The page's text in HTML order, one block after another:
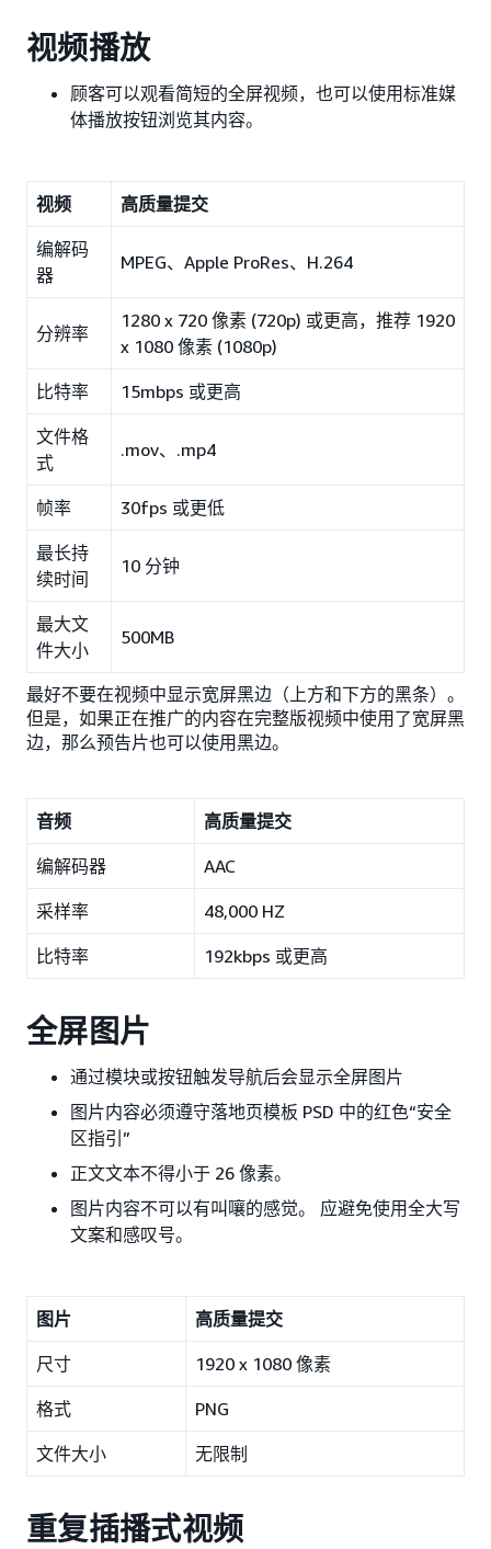
视频播放
顾客可以观看简短的全屏视频，也可以使用标准媒
体播放按钮浏览其内容。
视频 高质量提交
编解码
器
MPEG、Apple ProRes、H.264
分辨率
1280 x 720 像素 (720p) 或更高，推荐 1920
x 1080 像素 (1080p)
比特率 15mbps 或更高
文件格
式
.mov、.mp4
帧率 30fps 或更低
最长持
续时间
10 分钟
最大文
件大小
500MB
最好不要在视频中显示宽屏黑边（上方和下方的黑条）。
但是，如果正在推广的内容在完整版视频中使用了宽屏黑
边，那么预告片也可以使用黑边。
音频 高质量提交
编解码器 AAC
采样率 48,000 HZ
比特率 192kbps 或更高
全屏图片
通过模块或按钮触发导航后会显示全屏图片
图片内容必须遵守落地页模板 PSD 中的红色“安全
区指引”
正文文本不得小于 26 像素。
图片内容不可以有叫嚷的感觉。 应避免使用全大写
文案和感叹号。
图片 高质量提交
尺寸 1920 x 1080 像素
格式 PNG
文件大小 无限制
重复插播式视频